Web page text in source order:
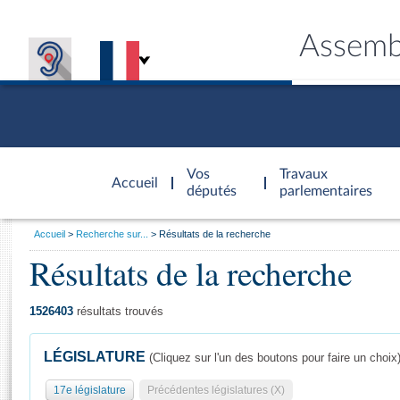
Accueil
d'accueil
Vos
députés
Travaux
parlementaires
Général
Vous
Accueil Recherche sur... Résultats de la recherche
Résultats de la recherche
1526403 résultats trouvés
LÉGISLATURE (Cliquez sur l'un des boutons pour faire un choix)
17e législature Précédentes législatures (X)